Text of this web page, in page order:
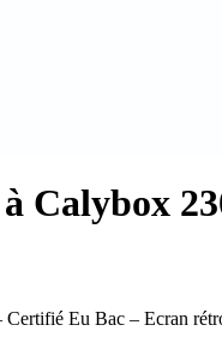
Calybox
Certifié Eu Bac – Ecran